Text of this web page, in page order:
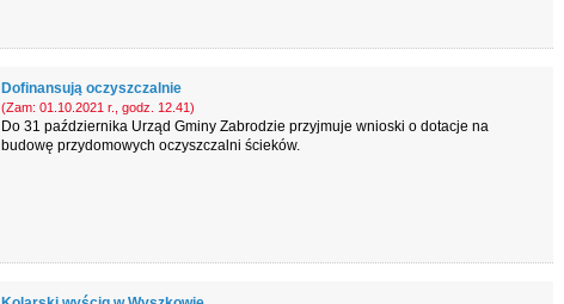
Dofinansują oczyszczalnie
(Zam: 01.10.2021 r., godz. 12.41)
Do 31 października Urząd Gminy Zabrodzie przyjmuje wnioski o dotacje na
budowę przydomowych oczyszczalni ścieków.